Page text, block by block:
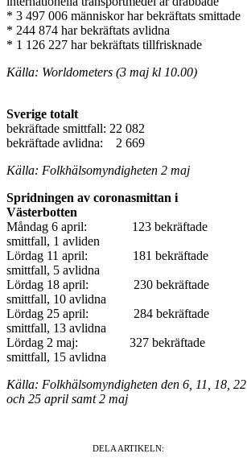
* 3 497 006 människor har bekräftats smittade
* 244 874 har bekräftats avlidna
* 1 126 227 har bekräftats tillfrisknade
Källa: Worldometers (3 maj kl 10.00)
Sverige totalt
bekräftade smittfall: 22 082
bekräftade avlidna: 2 669
Källa: Folkhälsomyndigheten 2 maj
Spridningen av coronasmittan i
Västerbotten
Måndag 6 april: 123 bekräftade
smittfall, 1 avliden
Lördag 11 april: 181 bekräftade
smittfall, 5 avlidna
Lördag 18 april: 230 bekräftade
smittfall, 10 avlidna
Lördag 25 april: 284 bekräftade
smittfall, 13 avlidna
Lördag 2 maj: 327 bekräftade
smittfall, 15 avlidna
Källa: Folkhälsomyndigheten den 6, 11, 18, 22
och 25 april samt 2 maj
DELA ARTIKELN: